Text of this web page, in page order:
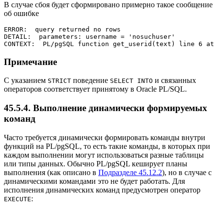
В случае сбоя будет сформировано примерно такое сообщение
об ошибке
ERROR:  query returned no rows
DETAIL:  parameters: username = 'nosuchuser'
CONTEXT:  PL/pgSQL function get_userid(text) line 6 at
Примечание
С указанием STRICT поведение SELECT INTO и связанных
операторов соответствует принятому в Oracle PL/SQL.
45.5.4. Выполнение динамически формируемых
команд
Часто требуется динамически формировать команды внутри
функций на PL/pgSQL, то есть такие команды, в которых при
каждом выполнении могут использоваться разные таблицы
или типы данных. Обычно PL/pgSQL кеширует планы
выполнения (как описано в Подразделе 45.12.2), но в случае с
динамическими командами это не будет работать. Для
исполнения динамических команд предусмотрен оператор
EXECUTE: